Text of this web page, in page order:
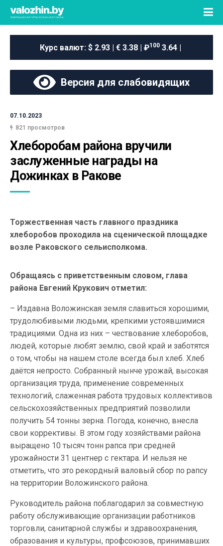
Курс валют: $ 2.93 | € 3.38 | ₽100 3.64 |
Версия для слабовидящих
07.10.2023
821 просмотров
Хлеборобам района вручили
заслуженные награды на
Дожинках в Ракове
Торжественная часть главного праздника
хлеборобов проходила на сценической площадке
возле Раковского сельисполкома.
Обращаясь с приветственным словом, глава
района Евгений Крукович отметил:
– Издавна Воложинская земля славиться хорошими,
трудолюбивыми людьми, крепкими устоявшимися
традициями. Одна из них – чествование хлеборобов,
людей, которые любят землю, свой край и заботятся
о том, чтобы на нашем столе всегда был хлеб. Хлеб
даётся непросто. Собранный нынче урожай, высокая
организация труда, применение современных
технологий, слаженная работа трудовых коллективов
сельскохозяйственных предприятий позволили
получить 54 тонны зерна. Погода, конечно, внесла
свои коррективы. В этом году хозяйствами района
выращено 10 тысяч тонн рапса при средней
урожайности 31 центнер с гектара. И нельзя не
отметить, что это рекордный валовый сбор по рапсу
на территории Воложинского района.
Руководитель района поблагодарил за совместную
работу обслуживающие организации работников
торговли, санитарной службы и здравоохранения,
образования и культуры, профсоюзов, принимавших